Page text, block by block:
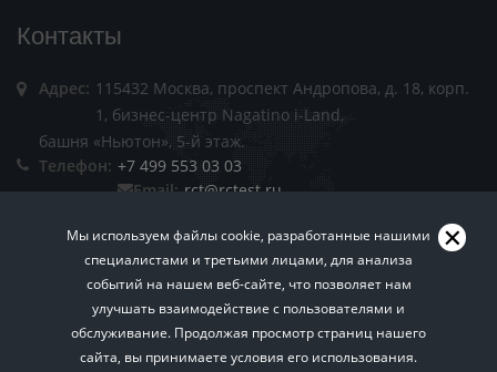
Хотите знать больше? Подписывайтесь на нашу
Мы используем файлы cookie, разработанные нашими
специалистами и третьими лицами, для анализа
событий на нашем веб-сайте, что позволяет нам
улучшать взаимодействие с пользователями и
обслуживание. Продолжая просмотр страниц нашего
сайта, вы принимаете условия его использования.
Контакты
Адрес: 115432 Москва, проспект Андропова, д. 18, корп.
1, бизнес-центр Nagatino i-Land,
башня «Ньютон», 5-й этаж.
Телефон: +7 499 553 03 03
Email: rct@rctest.ru
Пользовательское соглашение. Политика